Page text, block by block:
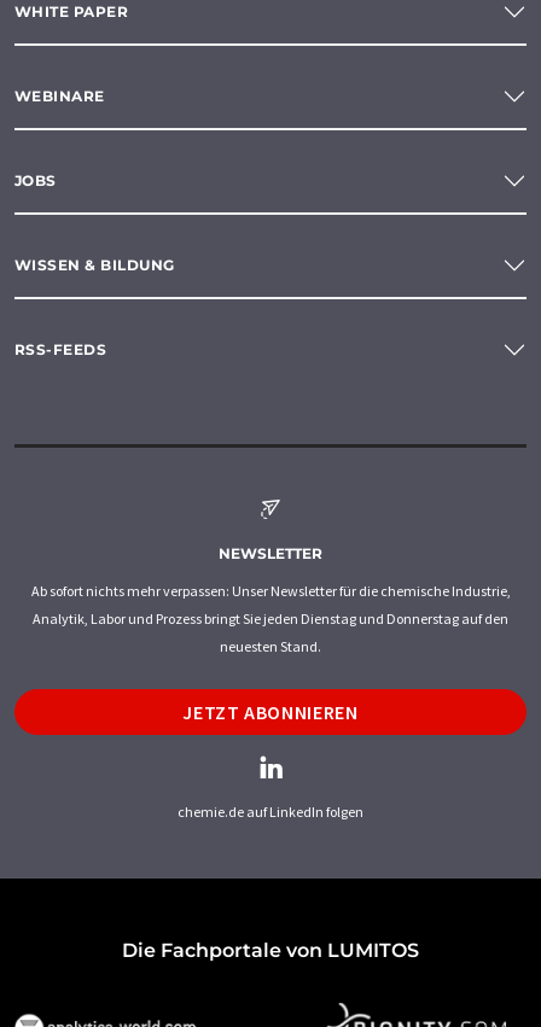
WHITE PAPER
WEBINARE
JOBS
WISSEN & BILDUNG
RSS-FEEDS
NEWSLETTER
Ab sofort nichts mehr verpassen: Unser Newsletter für die chemische Industrie,
Analytik, Labor und Prozess bringt Sie jeden Dienstag und Donnerstag auf den
neuesten Stand.
JETZT ABONNIEREN
chemie.de auf LinkedIn folgen
Die Fachportale von LUMITOS